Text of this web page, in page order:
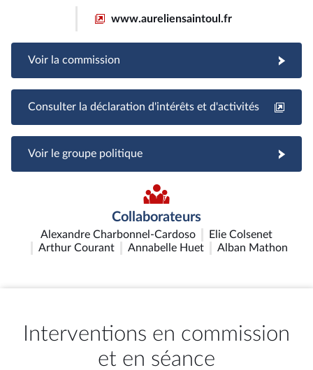
www.aureliensaintoul.fr
Voir la commission
Consulter la déclaration d'intérêts et d'activités
Voir le groupe politique
Collaborateurs
Alexandre Charbonnel-Cardoso
Elie Colsenet
Arthur Courant
Annabelle Huet Alban Mathon
Interventions en commission
et en séance